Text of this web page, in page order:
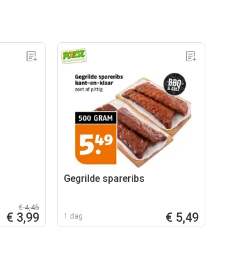
€ 4,45
€ 3,99
Gegrilde spareribs
1 dag € 5,49